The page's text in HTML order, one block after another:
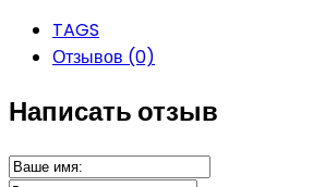
TAGS
Отзывов (0)
Написать отзыв